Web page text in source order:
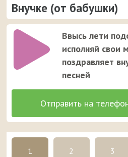
Внучке (от бабушки)
Ввысь лети
исполняй свои
поздравляет
песней
1 2 3